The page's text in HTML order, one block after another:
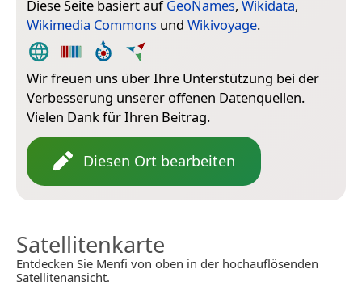
Diese Seite basiert aufGeoNames, Wikidata,
Wikimedia Commons und Wikivoyage.
Wir freuen uns über Ihre Unterstützung bei der
Verbesserung unserer offenen Datenquellen.
Vielen Dank für Ihren Beitrag.
Diesen Ort bearbeiten
Satellitenkarte
Entdecken Sie Menfi von oben in der hochauflösenden
Satellitenansicht.